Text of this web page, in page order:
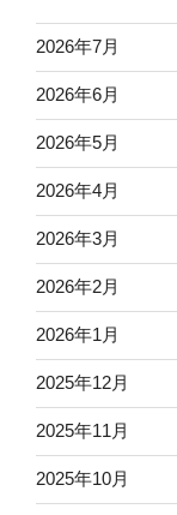
2026年7月
2026年6月
2026年5月
2026年4月
2026年3月
2026年2月
2026年1月
2025年12月
2025年11月
2025年10月